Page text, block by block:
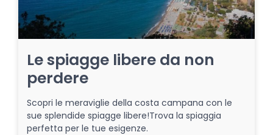
Le spiagge libere da non
perdere
Scopri le meraviglie della costa campana con le
sue splendide spiagge libere!Trova la spiaggia
perfetta per le tue esigenze.